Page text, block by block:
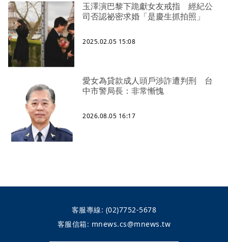
玉澤演巴黎下跪獻女友戒指 經紀公
司否認祕密求婚「是慶生抓拍照」
2025.02.05 15:08
愛女為貸款成人頭戶涉詐遭判刑 台
中市警局長：非常慚愧
2026.08.05 16:17
客服專線: (02)7752-5678
客服信箱: mnews.cs@mnews.tw